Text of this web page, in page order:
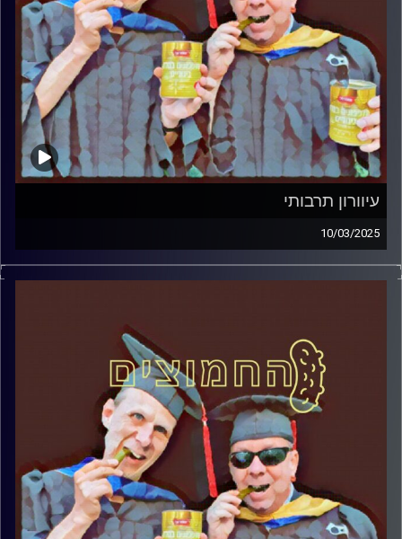
עיוורון תרבותי
10/03/2025
המערכת הפוליטית על ספת הפסיכולוג, עם פרופסור בועז בן-
דוד ופרופסור גלעד הירשברגר
קרדיט תמונות:AudioVersity